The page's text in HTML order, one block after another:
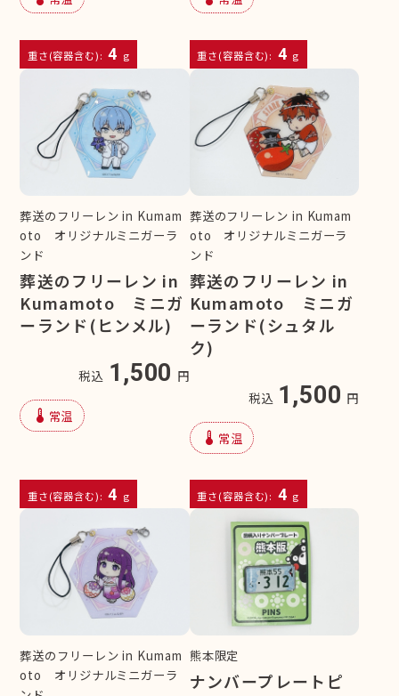
重さ(容器含む): 4 g 重さ(容器含む): 4 g
葬送のフリーレン in Kumam
oto オリジナルミニガーラ
ンド
葬送のフリーレン in
Kumamoto ミニガ
ーランド(ヒンメル)
税込 1,500 円
device_thermostat 常温
重さ(容器含む): 4 g
葬送のフリーレン in Kumam
oto オリジナルミニガーラ
ンド
葬送のフリーレン in
Kumamoto ミニガ
ーランド(シュタル
ク)
税込 1,500 円
device_thermostat 常温
重さ(容器含む): 4 g
葬送のフリーレン in Kumam
oto オリジナルミニガーラ
熊本限定
ナンバープレートピ